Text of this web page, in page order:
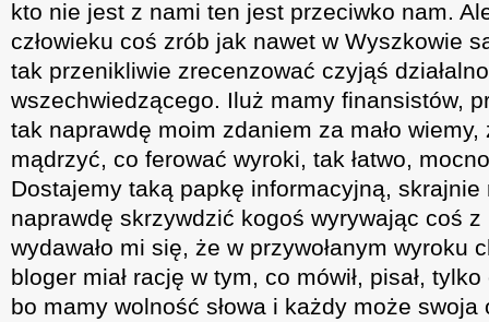
kto nie jest z nami ten jest przeciwko nam.
człowieku coś zrób jak nawet w Wyszkowie
tak przenikliwie zrecenzować czyjąś
wszechwiedzącego. Iluż mamy finansistów,
tak naprawdę moim zdaniem za mało
mądrzyć, co ferować wyroki, tak łatwo,
Dostajemy taką papkę informacyjną, skrajnie
naprawdę skrzywdzić kogoś wyrywając coś
wydawało mi się, że w przywołanym wyroku
bloger miał rację w tym, co mówił, pisał,
bo mamy wolność słowa i każdy może